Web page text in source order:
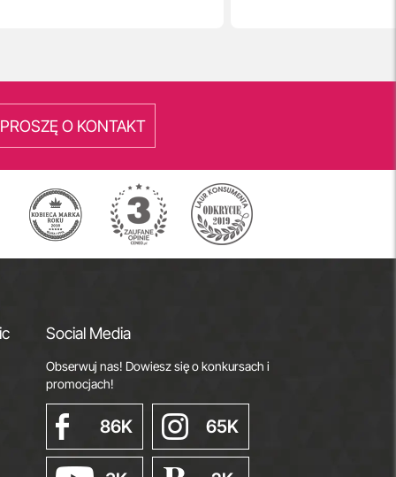
PROSZĘ O KONTAKT
Social Media
Obserwuj nas! Dowiesz się o konkursach i
promocjach!
86K 65K